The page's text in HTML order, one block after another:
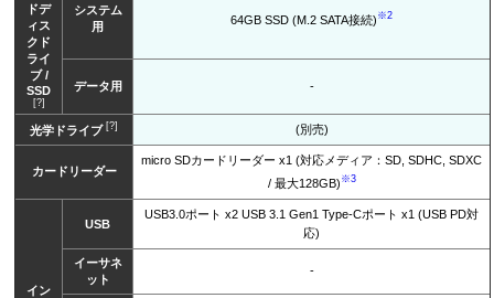
ドデ
ィス
クド
ライ
ブ /
SSD
[?]
システム
用
64GB SSD (M.2 SATA接続) ※2
データ用 -
光学ドライブ[?] (別売)
カードリーダー
micro SDカードリーダー x1 (対応メディア：SD, SDHC, SDXC
/ 最大128GB) ※3
イン
USB
USB3.0ポート x2 USB 3.1 Gen1 Type-Cポート x1 (USB PD対
応)
イーサネ
ット
-